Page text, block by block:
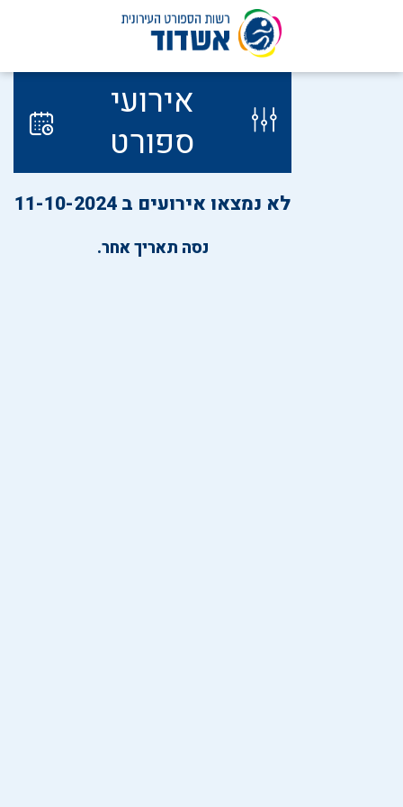
דלג
אירועי
ספורט
לא נמצאו אירועים ב 11-10-2024
נסה תאריך אחר.